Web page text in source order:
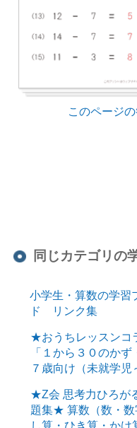
このページ
同じカテゴリの
小学生・算数の学
ド リンク集
★おうちレッスン
「１から３０のか
７歳向け（未就学
★Z会 思考力ひろが
題集★ 算数（数・数
し算・ひき算・か